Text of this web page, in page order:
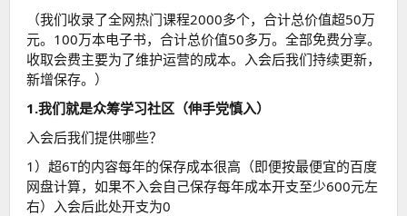
（我们收录了全网热门课程2000多个，合计总价值超50万
元。100万本电子书，合计总价值50多万。全部免费分享。
收取会费主要为了维护运营的成本。入会后我们持续更新，
新增保存。）
1.我们就是众筹学习社区（伸手党慎入）
入会后我们提供哪些？
1）超6T的内容每年的保存成本很高（即便按最便宜的百度
网盘计算，如果不入会自己保存每年成本开支至少600元左
右）入会后此处开支为0